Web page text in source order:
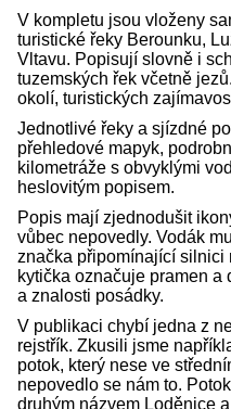
V kompletu jsou vloženy
turistické řeky Berounku,
Vltavu. Popisují slovně i
tuzemských řek včetně
okolí, turistických
Jednotlivé řeky a sjízdné
přehledové mapyk,
kilometráže s obvyklými
heslovitým popisem.
Popis mají zjednodušit
vůbec nepovedly. Vodák
značka připomínající silnici
kytička označuje pramen
a znalosti posádky.
V publikaci chybí jedna z
rejstřík. Zkusili jsme
potok, který nese ve
nepovedlo se nám to.
druhým názvem Loděnice